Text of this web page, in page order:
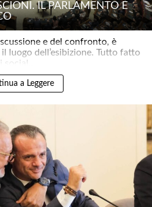
IL PARLAMENTO È
e del confronto, è
luogo dell’esibizione. Tutto fatto
a Leggere